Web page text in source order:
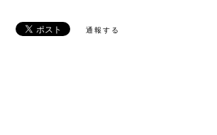
通報する